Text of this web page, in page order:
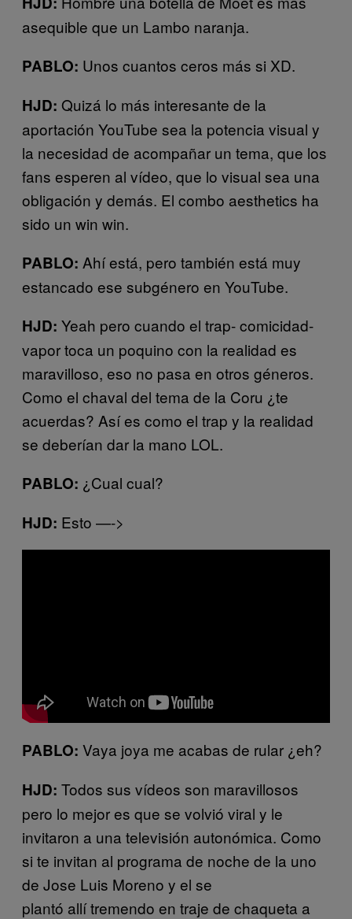
asequible que un Lambo naranja.
PABLO: Unos cuantos ceros más si XD.
HJD: Quizá lo más interesante de la
aportación YouTube sea la potencia visual y
la necesidad de acompañar un tema, que los
fans esperen al vídeo, que lo visual sea una
obligación y demás. El combo aesthetics ha
sido un win win.
PABLO: Ahí está, pero también está muy
estancado ese subgénero en YouTube.
HJD: Yeah pero cuando el trap- comicidad-
vapor toca un poquino con la realidad es
maravilloso, eso no pasa en otros géneros.
Como el chaval del tema de la Coru ¿te
acuerdas? Así es como el trap y la realidad
se deberían dar la mano LOL.
PABLO: ¿Cual cual?
HJD: Esto —->
PABLO: Vaya joya me acabas de rular ¿eh?
HJD: Todos sus vídeos son maravillosos
pero lo mejor es que se volvió viral y le
invitaron a una televisión autonómica. Como
si te invitan al programa de noche de la uno
de Jose Luis Moreno y el se
plantó allí tremendo en traje de chaqueta a